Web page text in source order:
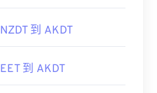
NZDT 到 AKDT
EET 到 AKDT